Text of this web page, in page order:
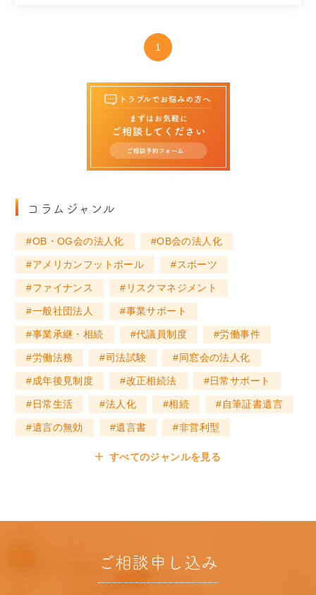
1
コラムジャンル
OB・OG会の法人化 OB会の法人化
アメリカンフットボール スポーツ
ファイナンス リスクマネジメント
一般社団法人 事業サポート
事業承継・相続 代議員制度 労働事件
労働法務 司法試験 同窓会の法人化
成年後見制度 改正相続法 日常サポート
日常生活 法人化 相続 自筆証書遺言
遺言の無効 遺言書 非営利型
すべてのジャンルを見る
ご相談申し込み